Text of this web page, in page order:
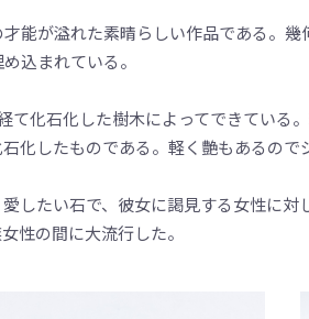
能が溢れた素晴らしい作品である。幾
込まれている。
て化石化した樹木によってできている
化したものである。軽く艶もあるので
したい石で、彼女に謁見する女性に対
性の間に大流行した。